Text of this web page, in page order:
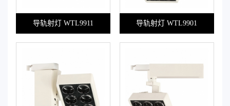
导轨射灯 WTL9911 导轨射灯 WTL9901